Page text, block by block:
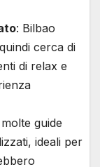
: Bilbao
cerca di
di relax e
guide
ideali per